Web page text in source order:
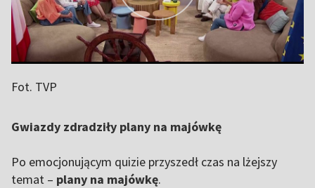
Fot. TVP
Gwiazdy zdradziły plany na majówkę
Po emocjonującym quizie przyszedł czas na lżejszy
temat – plany na majówkę.